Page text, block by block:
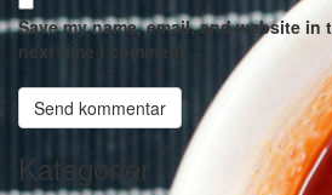
Save my name, email, and website
next time I comment.
Kategorier